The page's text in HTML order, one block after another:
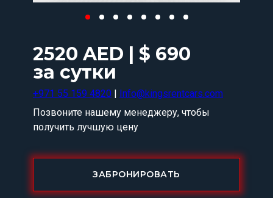
ЗАБРОНИРОВАТЬ
2520 AED | $ 690
за сутки
+971 55 159 4820 | Info@kingsrentcars.com
Позвоните нашему менеджеру, чтобы
получить лучшую цену